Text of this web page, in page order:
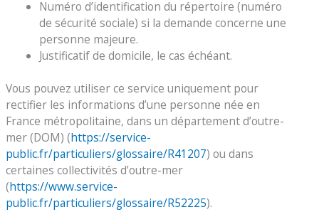
Numéro d’identification du répertoire (numéro
de sécurité sociale) si la demande concerne une
personne majeure.
Justificatif de domicile, le cas échéant.
Vous pouvez utiliser ce service uniquement pour
rectifier les informations d’une personne née en
France métropolitaine, dans un département d’outre-
mer (DOM) (https://service-
public.fr/particuliers/glossaire/R41207) ou dans
certaines collectivités d’outre-mer
(https://www.service-
public.fr/particuliers/glossaire/R52225).